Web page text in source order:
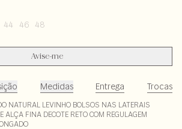
44 46 48
Avise-me
Medidas Entrega Trocas
NATURAL LEVINHO BOLSOS NAS LATERAIS
ALÇA FINA DECOTE RETO COM REGULAGEM